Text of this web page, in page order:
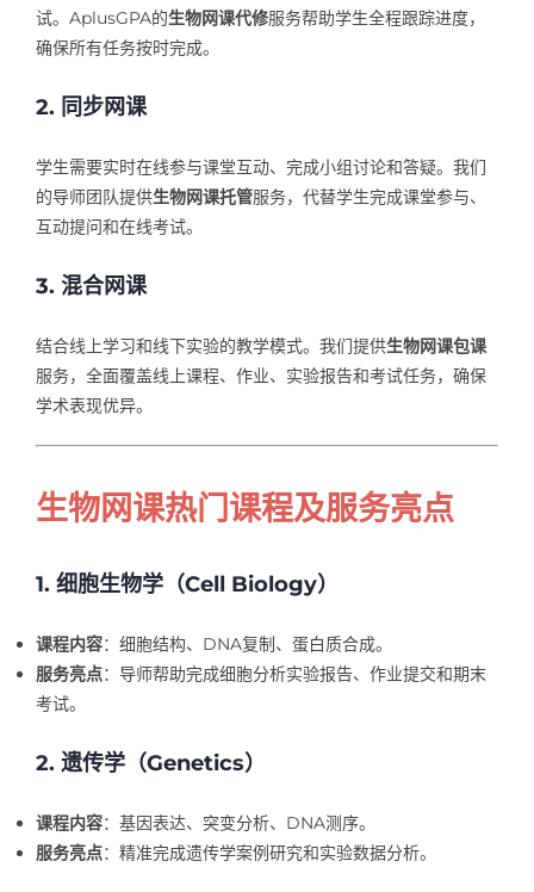
试。AplusGPA的生物网课代修服务帮助学生全程跟踪进度，
确保所有任务按时完成。
2. 同步网课
学生需要实时在线参与课堂互动、完成小组讨论和答疑。我们
的导师团队提供生物网课托管服务，代替学生完成课堂参与、
互动提问和在线考试。
3. 混合网课
结合线上学习和线下实验的教学模式。我们提供生物网课包课
服务，全面覆盖线上课程、作业、实验报告和考试任务，确保
学术表现优异。
生物网课热门课程及服务亮点
1. 细胞生物学（Cell Biology）
课程内容：细胞结构、DNA复制、蛋白质合成。
服务亮点：导师帮助完成细胞分析实验报告、作业提交和期末
考试。
2. 遗传学（Genetics）
课程内容：基因表达、突变分析、DNA测序。
服务亮点：精准完成遗传学案例研究和实验数据分析。